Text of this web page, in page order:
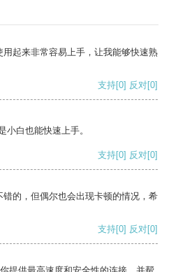
起来非常容易上手，让我能够快速熟
支持[0] 反对[0]
小白也能快速上手。
支持[0] 反对[0]
的，但偶尔也会出现卡顿的情况，希
支持[0] 反对[0]